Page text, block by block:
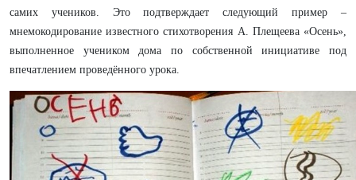
самих учеников. Это подтверждает следующий пример –
мнемокодирование известного стихотворения А. Плещеева «Осень»,
выполненное учеником дома по собственной инициативе под
впечатлением проведённого урока.